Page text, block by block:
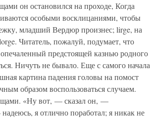
он остановился на проходе, Когда
особыми восклицаниями, чтобы
младший Вердюр произнес; lirge, на
Читатель, пожалуй, подумает, что
предстоящей казнью родного
Ничуть не бывало. Еще с самого начала
картина падения головы на помост
образом воспользоваться случаем.
«Ну вот, — сказал он, —
я отлично поработал; я никак не